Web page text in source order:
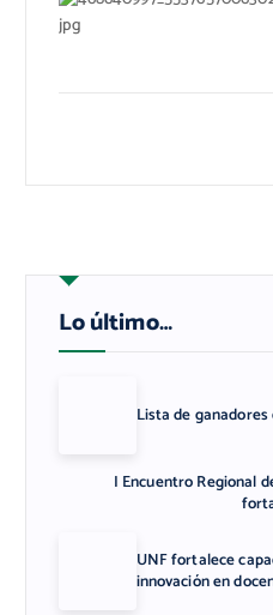
Lo último…
Lista de
I Encuentro Regional
UNF fortalece
innovación en